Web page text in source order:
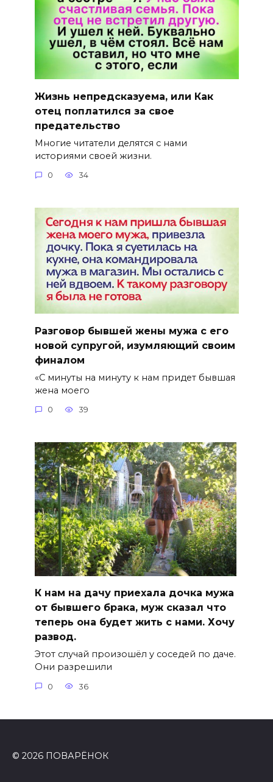
Жизнь непредсказуема, или Как
отец поплатился за свое
предательство
Многие читатели делятся с нами
историями своей жизни.
0 34
Разговор бывшей жены мужа с его
новой супругой, изумляющий своим
финалом
«С минуты на минуту к нам придет бывшая
жена моего
0 39
К нам на дачу приехала дочка мужа
от бывшего брака, муж сказал что
теперь она будет жить с нами. Хочу
развод.
Этот случай произошёл у соседей по даче.
Они разрешили
0 36
© 2026 ПОВАРЁНОК